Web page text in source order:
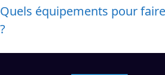
Quels équipements pour
?